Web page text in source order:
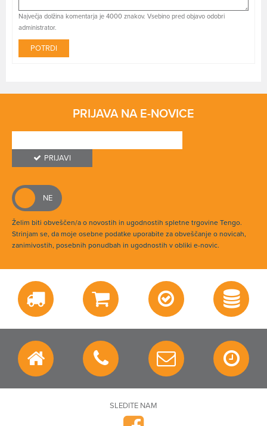
Največja dolžina komentarja je 4000 znakov. Vsebino pred objavo odobri
administrator.
POTRDI
PRIJAVA NA E-NOVICE
PRIJAVI
Želim biti obveščen/a o novostih in ugodnostih spletne trgovine Tengo.
Strinjam se, da moje osebne podatke uporabite za obveščanje o novicah,
zanimivostih, posebnih ponudbah in ugodnostih v obliki e-novic.
SLEDITE NAM